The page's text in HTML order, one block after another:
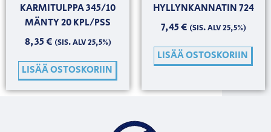
KARMITULPPA 345/10
MÄNTY 20 KPL/PSS
8,35€ (SIS. ALV 25,5%)
LISÄÄ OSTOSKORIIN
HYLLYNKANNATIN 724
7,45€ (SIS. ALV 25,5%)
LISÄÄ OSTOSKORIIN